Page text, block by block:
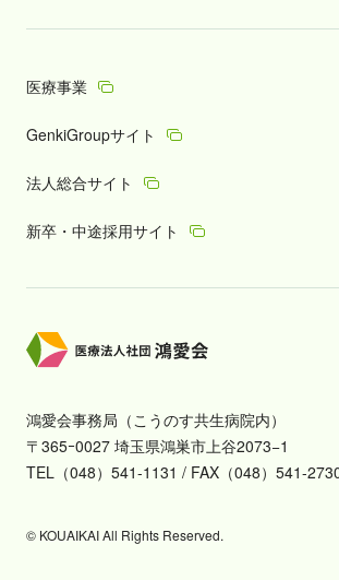
医療事業
GenkiGroupサイト
法人総合サイト
新卒・中途採用サイト
鴻愛会事務局（こうのす共生病院内）
〒365ｰ0027 埼玉県鴻巣市上谷2073−1
TEL（048）541-1131 / FAX（048）541-
© KOUAIKAI All Rights Reserved.